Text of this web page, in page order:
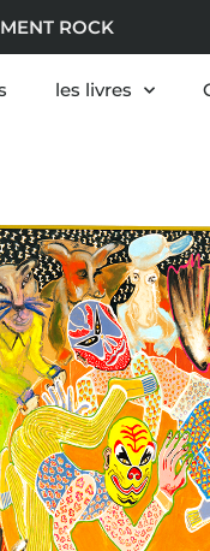
ROCK
les livres